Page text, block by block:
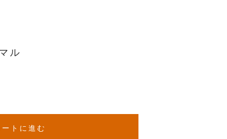
ル
ートに進む